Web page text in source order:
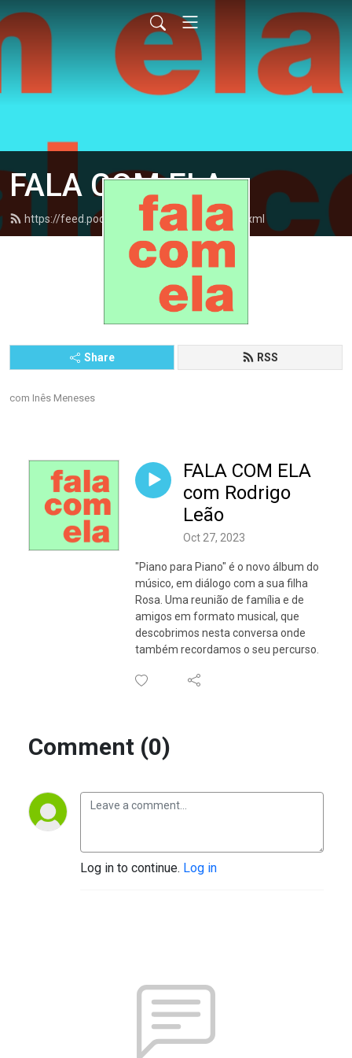
FALA COM ELA
https://feed.podbean.com/falacomela/feed.xml
Share RSS
com Inês Meneses
FALA COM ELA
com Rodrigo
Leão
Oct 27, 2023
"Piano para Piano" é o novo álbum do
músico, em diálogo com a sua filha
Rosa. Uma reunião de família e de
amigos em formato musical, que
descobrimos nesta conversa onde
também recordamos o seu percurso.
Comment (0)
Log in to continue. Log in